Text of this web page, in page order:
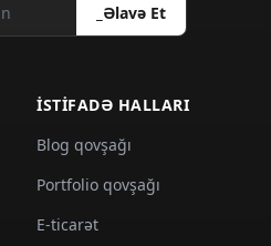
_Əlavə Et
İSTIFADƏ HALLARI
Blog qovşağı
Portfolio qovşağı
E-ticarət